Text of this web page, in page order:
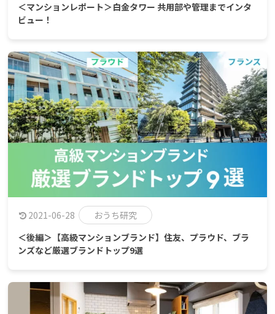
＜マンションレポート＞白金タワー 共用部や管理までインタ
ビュー！
2021-06-28
おうち研究
＜後編＞【高級マンションブランド】住友、プラウド、ブラ
ンズなど厳選ブランドトップ9選